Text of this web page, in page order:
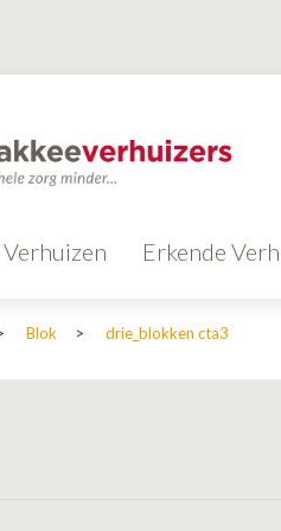
Verhuizen Erkende
Blok > drie_blokken cta3